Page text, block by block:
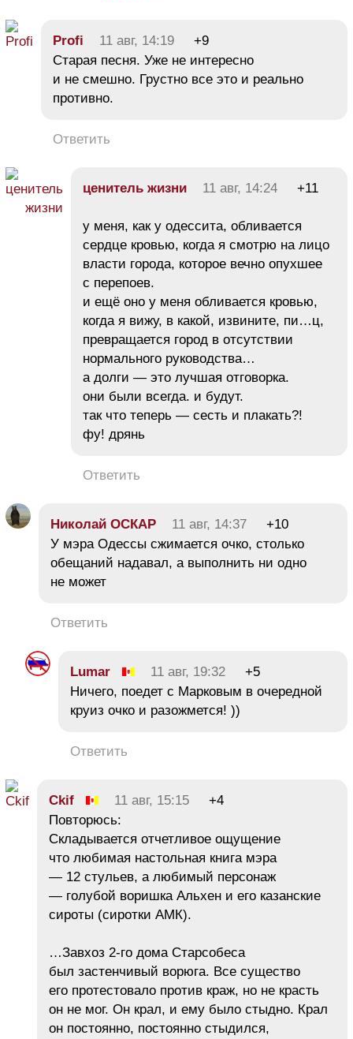
Profi 11 авг, 14:19
+9
Старая песня. Уже не интересно
и не смешно. Грустно все это и реально
противно.
Ответить
ценитель жизни 11 авг, 14:24 +11
у меня, как у одессита, обливается
сердце кровью, когда я смотрю на лицо
власти города, которое вечно опухшее
с перепоев.
и ещё оно у меня обливается кровью,
когда я вижу, в какой, извините, пи…ц,
превращается город в отсутствии
нормального руководства…
а долги — это лучшая отговорка.
они были всегда. и будут.
так что теперь — сесть и плакать?!
фу! дрянь
Ответить
Николай ОСКАР 11 авг, 14:37
+10
У мэра Одессы сжимается очко, столько
обещаний надавал, а выполнить ни одно
не может
Ответить
Lumar 11 авг, 19:32
+5
Ничего, поедет с Марковым в очередной
круиз очко и разожмется! ))
Ответить
Ckif 11 авг, 15:15
+4
Повторюсь:
Складывается отчетливое ощущение
что любимая настольная книга мэра
— 12 стульев, а любимый персонаж
— голубой воришка Альхен и его казанские
сироты (сиротки АМК).
…Завхоз 2-го дома Старсобеса
был застенчивый ворюга. Все существо
его протестовало против краж, но не красть
он не мог. Он крал, и ему было стыдно. Крал
он постоянно, постоянно стыдился,